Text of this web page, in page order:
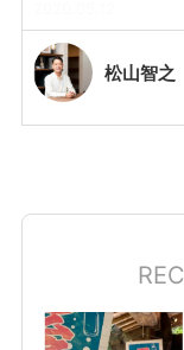
松山智之